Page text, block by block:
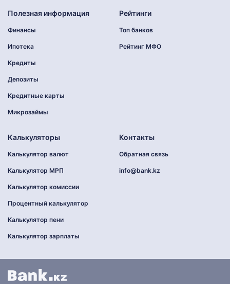
Полезная информация
Финансы
Ипотека
Кредиты
Депозиты
Кредитные карты
Микрозаймы
Рейтинги
Топ банков
Рейтинг МФО
Калькуляторы
Калькулятор валют
Калькулятор МРП
Калькулятор комиссии
Процентный калькулятор
Калькулятор пени
Калькулятор зарплаты
Контакты
Обратная связь
info@bank.kz